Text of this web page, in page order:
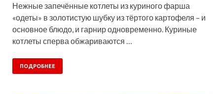
Нежные запечённые котлеты из куриного фарша
«одеты» в золотистую шубку из тёртого картофеля – и
основное блюдо, и гарнир одновременно. Куриные
котлеты сперва обжариваются …
ПОДРОБНЕЕ